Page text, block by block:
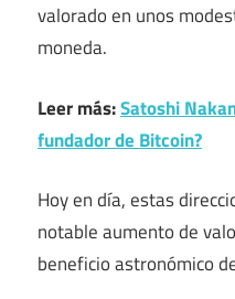
valorado en unos
moneda.
Leer más:Satoshi
fundador de Bitcoin?
Hoy en día, estas
notable aumento de
beneficio astronómico